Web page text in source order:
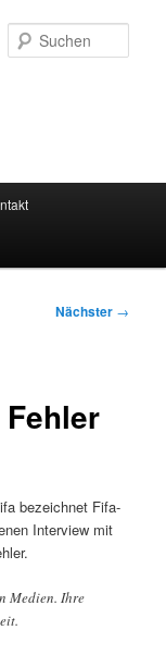
Nächster →
bezeichnet Fifa-
Interview mit
Medien. Ihre